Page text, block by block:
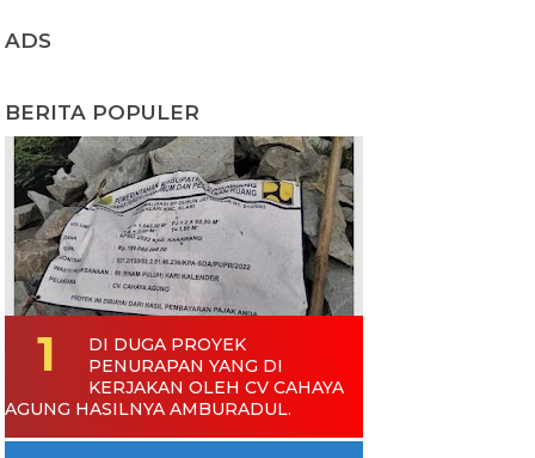
ADS
BERITA POPULER
DI DUGA PROYEK
PENURAPAN YANG DI
KERJAKAN OLEH CV CAHAYA
AGUNG HASILNYA AMBURADUL.